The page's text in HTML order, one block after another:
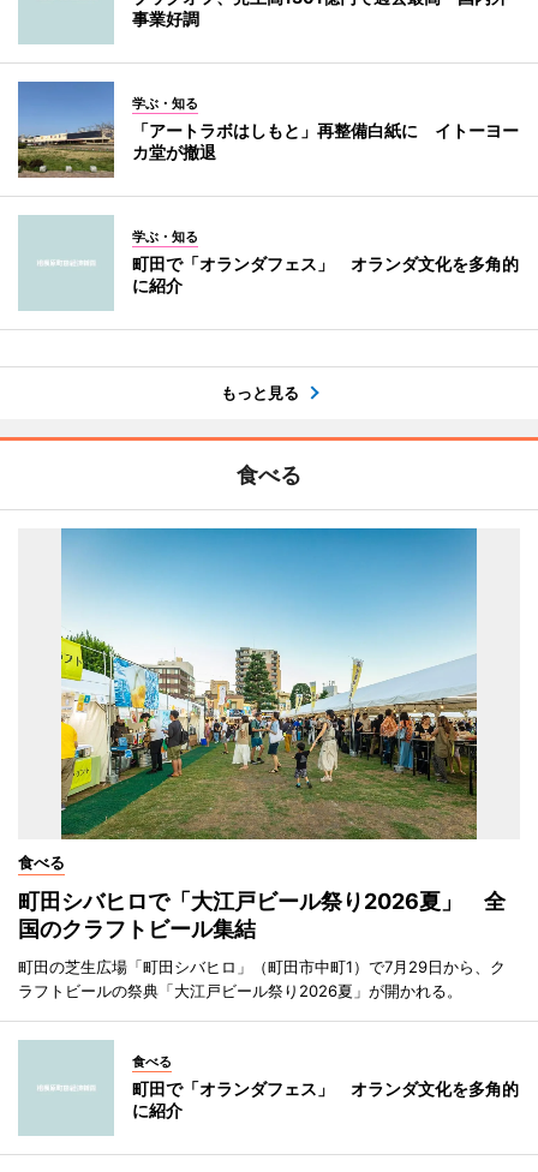
事業好調
学ぶ・知る
「アートラボはしもと」再整備白紙に イトーヨー
カ堂が撤退
学ぶ・知る
町田で「オランダフェス」 オランダ文化を多角的
に紹介
もっと見る
食べる
食べる
町田シバヒロで「大江戸ビール祭り2026夏」 全
国のクラフトビール集結
町田の芝生広場「町田シバヒロ」（町田市中町1）で7月29日から、ク
ラフトビールの祭典「大江戸ビール祭り2026夏」が開かれる。
食べる
町田で「オランダフェス」 オランダ文化を多角的
に紹介